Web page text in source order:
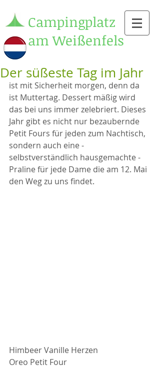
Campingplatz
am Weißenfels
Der süßeste Tag im Jahr
ist mit Sicherheit morgen, denn da
ist Muttertag. Dessert mäßig wird
das bei uns immer zelebriert. Dieses
Jahr gibt es nicht nur bezaubernde
Petit Fours für jeden zum Nachtisch,
sondern auch eine -
selbstverständlich hausgemachte -
Praline für jede Dame die am 12. Mai
den Weg zu uns findet.
Himbeer Vanille Herzen
Oreo Petit Four